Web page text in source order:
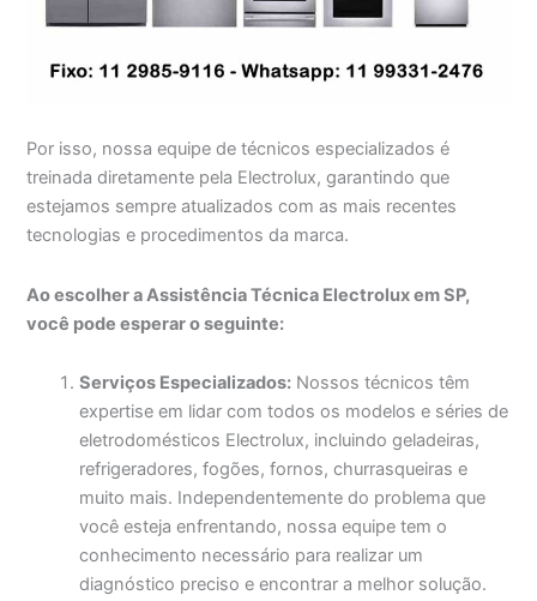
Por isso, nossa equipe de técnicos especializados é
treinada diretamente pela Electrolux, garantindo que
estejamos sempre atualizados com as mais recentes
tecnologias e procedimentos da marca.
Ao escolher a Assistência Técnica Electrolux em SP,
você pode esperar o seguinte:
Serviços Especializados: Nossos técnicos têm
expertise em lidar com todos os modelos e séries de
eletrodomésticos Electrolux, incluindo geladeiras,
refrigeradores, fogões, fornos, churrasqueiras e
muito mais. Independentemente do problema que
você esteja enfrentando, nossa equipe tem o
conhecimento necessário para realizar um
diagnóstico preciso e encontrar a melhor solução.